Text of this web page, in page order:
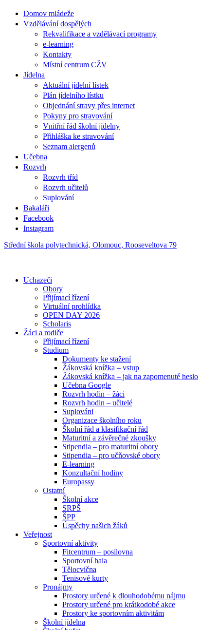
Domov mládeže
Vzdělávání dospělých
Rekvalifikace a vzdělávací programy
e-learning
Kontakty
Místní centrum CŽV
Jídelna
Aktuální jídelní lístek
Plán jídelního lístku
Objednání stravy přes internet
Pokyny pro stravování
Vnitřní řád školní jídelny
Přihláška ke stravování
Seznam alergenů
Učebna
Rozvrh
Rozvrh tříd
Rozvrh učitelů
Suplování
Bakaláři
Facebook
Instagram
Střední škola polytechnická, Olomouc, Rooseveltova 79
Uchazeči
Obory
Přijímací řízení
Virtuální prohlídka
OPEN DAY 2026
Scholaris
Žáci a rodiče
Přijímací řízení
Studium
Dokumenty ke stažení
Žákovská knížka – vstup
Žákovská knížka – jak na zapomenuté heslo
Učebna Google
Rozvrh hodin – žáci
Rozvrh hodin – učitelé
Suplováni
Organizace školního roku
Školní řád a klasifikační řád
Maturitní a závěrečné zkoušky
Stipendia – pro maturitní obory
Stipendia – pro učňovské obory
E-learning
Konzultační hodiny
Europassy
Ostatní
Školní akce
SRPŠ
ŠPP
Úspěchy našich žáků
Veřejnost
Sportovní aktivity
Fitcentrum – posilovna
Sportovní hala
Tělocvična
Tenisové kurty
Pronájmy
Prostory určené k dlouhodobému nájmu
Prostory určené pro krátkodobé akce
Prostory ke sportovním aktivitám
Školní jídelna